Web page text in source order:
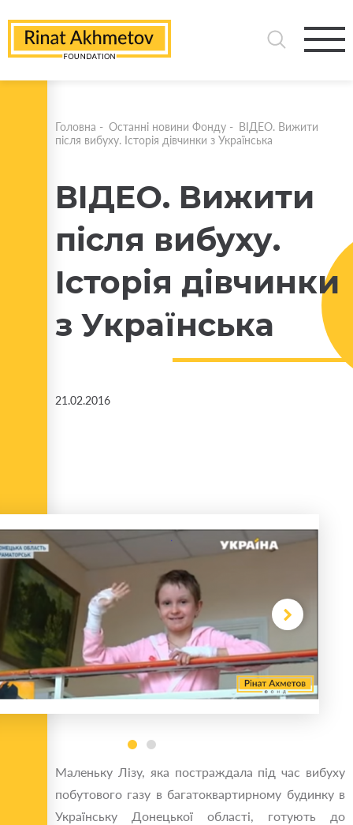
Головна - Останні новини Фонду - ВІДЕО. Вижити
після вибуху. Історія дівчинки з Українська
ВІДЕО. Вижити
після вибуху.
Історія дівчинки
з Українська
21.02.2016
Маленьку Лізу, яка постраждала під час вибуху
побутового газу в багатоквартирному будинку в
Українську Донецької області, готують до